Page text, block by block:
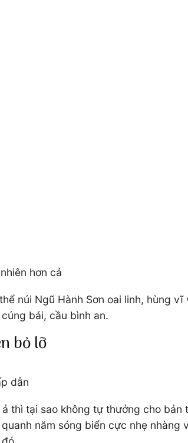
hơn cả
núi Ngũ Hành Sơn oai linh, hùng
bái, cầu bình an.
bỏ lỡ
dẫn
thì tại sao không tự thưởng cho
năm sóng biển cực nhẹ nhàng